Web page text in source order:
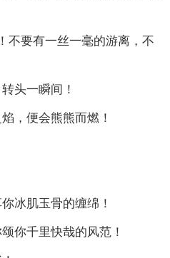
不要有一丝一毫的游离，不
头一瞬间！
，便会熊熊而燃！
冰肌玉骨的缠绵！
你千里快哉的风范！